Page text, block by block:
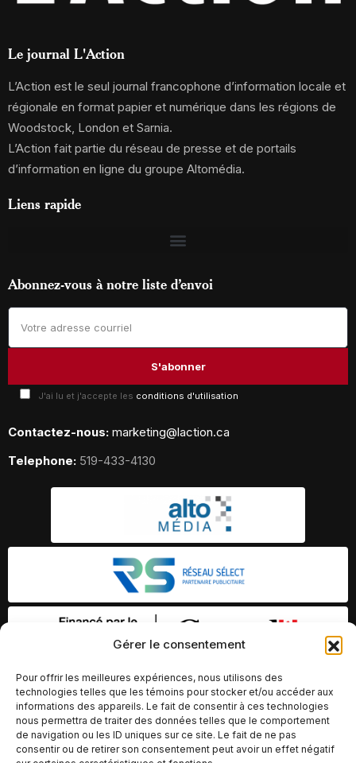
Gérer le consentement
Pour offrir les meilleures expériences, nous utilisons des
technologies telles que les témoins pour stocker et/ou accéder aux
informations des appareils. Le fait de consentir à ces technologies
nous permettra de traiter des données telles que le comportement
de navigation ou les ID uniques sur ce site. Le fait de ne pas
consentir ou de retirer son consentement peut avoir un effet négatif
Le journal L'Action
L’Action est le seul journal francophone d’information locale et
régionale en format papier et numérique dans les régions de
Woodstock, London et Sarnia.
L’Action fait partie du réseau de presse et de portails
d’information en ligne du groupe Altomédia.
Liens rapide
Abonnez-vous à notre liste d’envoi
J'ai lu et j'accepte les conditions d'utilisation
Contactez-nous: marketing@laction.ca
Telephone: 519-433-4130